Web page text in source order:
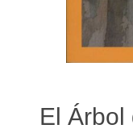
El Árbol